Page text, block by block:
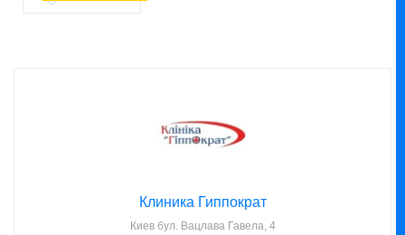
Клиника Гиппократ
Киев бул. Вацлава Гавела, 4